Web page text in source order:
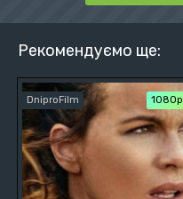
Рекомендуємо ще:
DniproFilm 1080p